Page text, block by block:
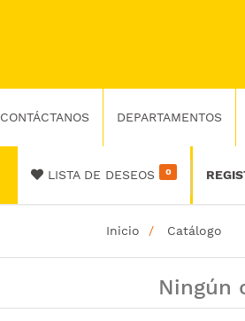
CONTÁCTANOS DEPARTAMENTOS
LISTA DE DESEOS 0
Inicio Catálogo
Ningún